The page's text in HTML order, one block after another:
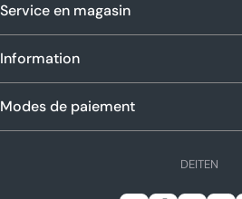
Service en magasin
Information
Modes de paiement
L
DE EN
IT